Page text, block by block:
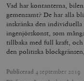
Vad har kontanterna,
gemensamt? De har alla
inskränka den
ingenjörskonst, som
tillbaka med full kraft,
den politiska
Publicerad 4 september 2019